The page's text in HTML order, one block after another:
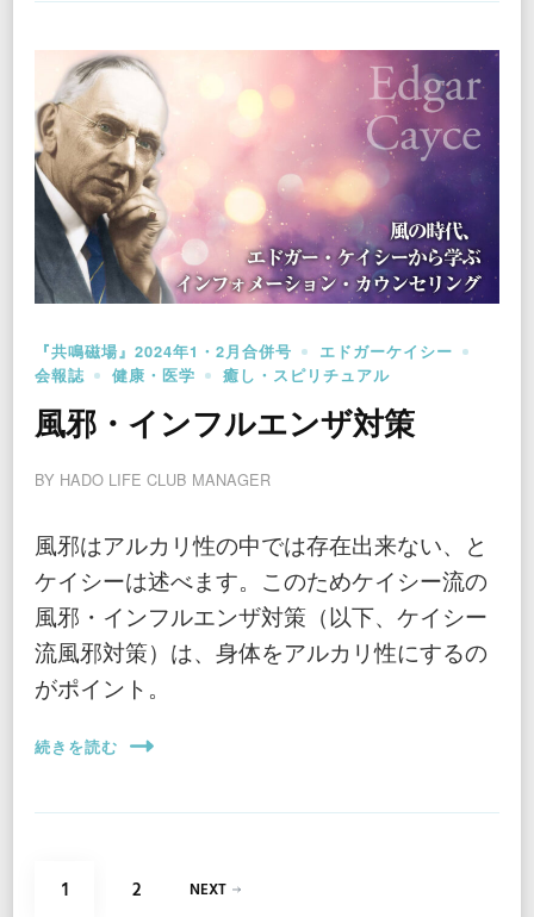
『共鳴磁場』2024年1・2月合併号
エドガーケイシー
会報誌
健康・医学 癒し・スピリチュアル
風邪・インフルエンザ対策
BY HADO LIFE CLUB MANAGER
風邪はアルカリ性の中では存在出来ない、と
ケイシーは述べます。このためケイシー流の
風邪・インフルエンザ対策（以下、ケイシー
流風邪対策）は、身体をアルカリ性にするの
がポイント。
続きを読む
投
PAGE
1 PAGE
2 NEXT